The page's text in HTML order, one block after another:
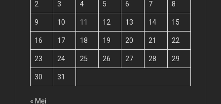
2 3 4 5 6 7 8
9 10 11 12 13 14 15
16 17 18 19 20 21 22
23 24 25 26 27 28 29
30 31
« Mei